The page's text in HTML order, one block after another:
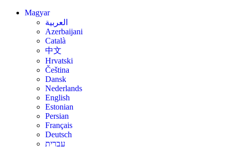
Magyar
العربية
Azerbaijani
Català
中文
Hrvatski
Čeština
Dansk
Nederlands
English
Estonian
Persian
Français
Deutsch
עברית